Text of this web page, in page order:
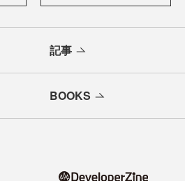
記事
BOOKS